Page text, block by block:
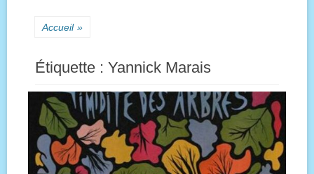
Accueil »
Étiquette : Yannick Marais